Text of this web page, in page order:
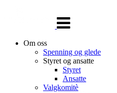
navigasjon
Om oss
Spenning og glede
Styret og ansatte
Styret
Ansatte
Valgkomitè